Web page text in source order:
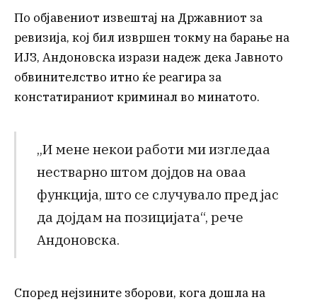
По објавениот извештај на Државниот за
ревизија, кој бил извршен токму на барање на
ИЈЗ, Андоновска изрази надеж дека Јавното
обвинителство итно ќе реагира за
констатираниот криминал во минатото.
„И мене некои работи ми изгледаа
нестварно штом дојдов на оваа
функција, што се случувало пред јас
да дојдам на позицијата“, рече
Андоновска.
Според нејзините зборови, кога дошла на